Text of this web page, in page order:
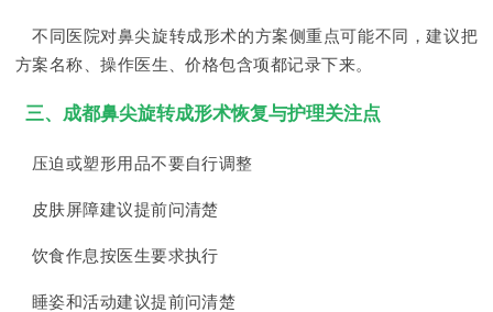
不同医院对鼻尖旋转成形术的方案侧重点可能不同，建议把
方案名称、操作医生、价格包含项都记录下来。
三、成都鼻尖旋转成形术恢复与护理关注点
压迫或塑形用品不要自行调整
皮肤屏障建议提前问清楚
饮食作息按医生要求执行
睡姿和活动建议提前问清楚